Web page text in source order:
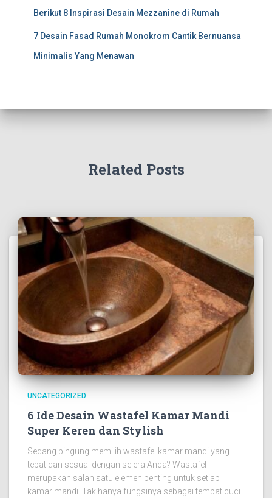
Berikut 8 Inspirasi Desain Mezzanine di Rumah
7 Desain Fasad Rumah Monokrom Cantik Bernuansa
Minimalis Yang Menawan
Related Posts
UNCATEGORIZED
6 Ide Desain Wastafel Kamar Mandi
Super Keren dan Stylish
Sedang bingung memilih wastafel kamar mandi yang
tepat dan sesuai dengan selera Anda? Wastafel
merupakan salah satu elemen penting untuk setiap
kamar mandi. Tak hanya fungsinya sebagai tempat cuci